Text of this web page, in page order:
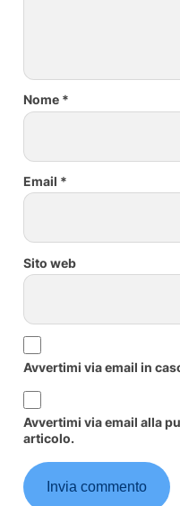
Nome *
Email *
Sito web
Avvertimi via email in
Avvertimi via email alla
articolo.